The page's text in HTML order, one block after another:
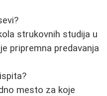
strukovnih studija u
pripremna predavanja
mesto za koje